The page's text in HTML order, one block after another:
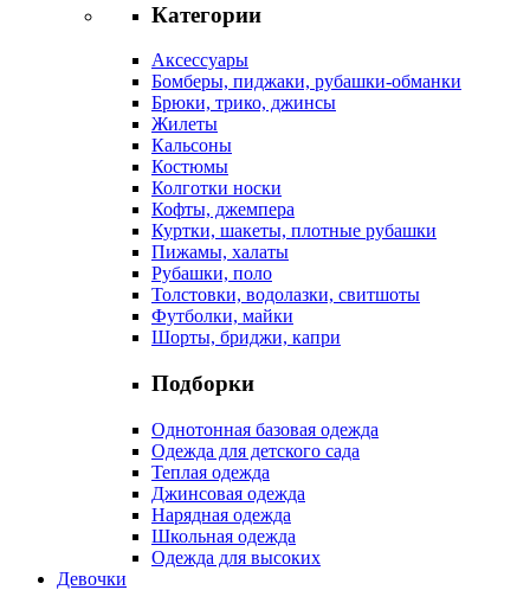
Категории
Аксессуары
Бомберы, пиджаки, рубашки-обманки
Брюки, трико, джинсы
Жилеты
Кальсоны
Костюмы
Колготки носки
Кофты, джемпера
Куртки, шакеты, плотные рубашки
Пижамы, халаты
Рубашки, поло
Толстовки, водолазки, свитшоты
Футболки, майки
Шорты, бриджи, капри
Подборки
Однотонная базовая одежда
Одежда для детского сада
Теплая одежда
Джинсовая одежда
Нарядная одежда
Школьная одежда
Одежда для высоких
Девочки